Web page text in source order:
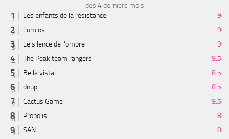
des 4 derniers mois
Les enfants de la résistance
9
Lumios
9
Le silence de l'ombre
9
The Peak team rangers
8.5
Bella vista
8.5
dnup
8.5
Cactus Game
8.5
Propolis
8
SAN
8